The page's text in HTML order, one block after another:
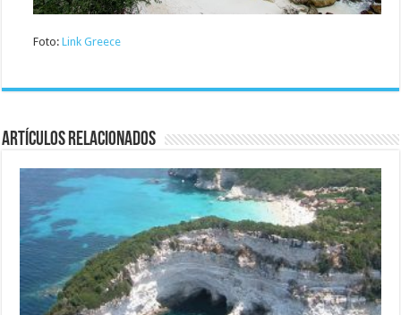
Foto:Link Greece
Artículos relacionados